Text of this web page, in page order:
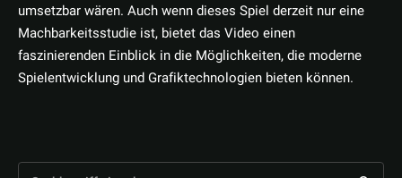
umsetzbar wären. Auch wenn dieses Spiel derzeit nur eine
Machbarkeitsstudie ist, bietet das Video einen
faszinierenden Einblick in die Möglichkeiten, die moderne
Spielentwicklung und Grafiktechnologien bieten können.